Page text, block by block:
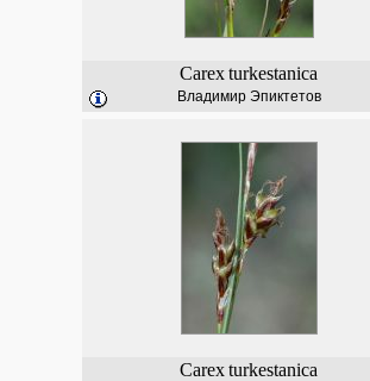
Carexturkestanica
Владимир Эпиктетов
Carexturkestanica